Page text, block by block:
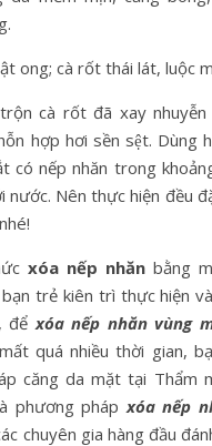
ong; cà rốt thái lát, luộc
cà rốt đã xay
hợp hơi sền sệt. Dùng
có nếp nhăn trong
nước. Nên thực hiện đều
xóa nếp nhăn bằng
trẻ kiên trì thực hiện
để xóa nếp nhăn vùng
quá nhiều thời gian,
căng da mặt tại Thẩm
phương pháp xóa nếp
chuyên gia hàng đầu